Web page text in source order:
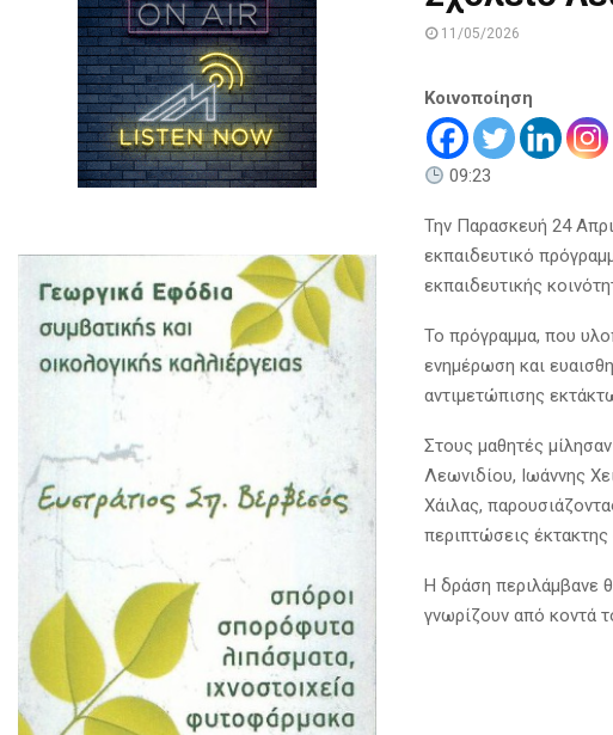
11/05/2026
Κοινοποίηση
09:23
Την Παρασκευή 24
εκπαιδευτικό
εκπαιδευτικής
Το πρόγραμμα, που
ενημέρωση και
αντιμετώπισης
Στους μαθητές
Λεωνιδίου, Ιωάννης
Χάιλας,
περιπτώσεις έκτακτης
Η δράση περιλάμβανε
γνωρίζουν από κοντά